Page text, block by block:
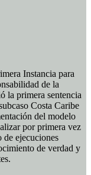
Instancia para
de la
la primera sentencia
Costa Caribe
del modelo
por primera vez
de ejecuciones
de verdad y